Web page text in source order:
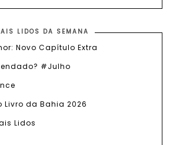
LIDOS DA SEMANA
Novo Capítulo Extra
#Julho
Livro da Bahia 2026
Lidos